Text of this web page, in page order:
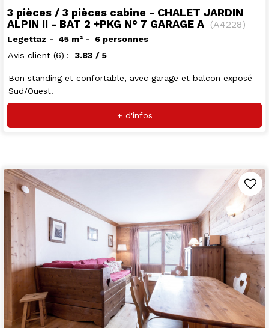
3 pièces / 3 pièces cabine - CHALET JARDIN
ALPIN II - BAT 2 +PKG N° 7 GARAGE A (A4228)
Legettaz 45 m²
6 personnes
Avis client (6) 3.83 / 5
Bon standing et confortable, avec garage et balcon exposé
Sud/Ouest.
+ d'infos